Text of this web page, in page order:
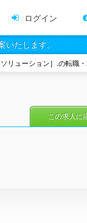
ログイン
たします。
リューション］.の転職
この求人に